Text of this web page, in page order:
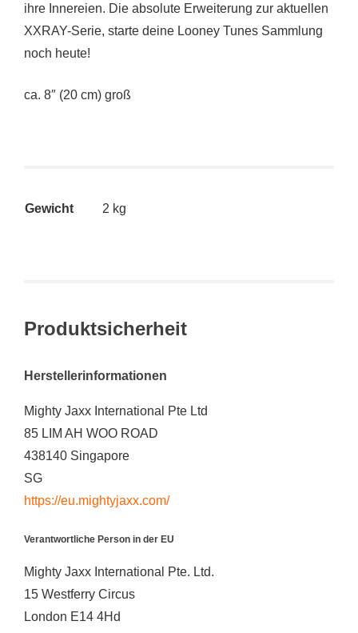
ihre Innereien. Die absolute Erweiterung zur aktuellen
XXRAY-Serie, starte deine Looney Tunes Sammlung
noch heute!
ca. 8″ (20 cm) groß
Gewicht 2 kg
Produktsicherheit
Herstellerinformationen
Mighty Jaxx International Pte Ltd
85 LIM AH WOO ROAD
438140 Singapore
SG
https://eu.mightyjaxx.com/
Verantwortliche Person in der EU
Mighty Jaxx International Pte. Ltd.
15 Westferry Circus
London E14 4Hd